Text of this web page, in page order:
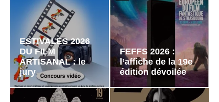
ESTIVALES 2026
DU FILM
ARTISANAL : le
jury
FEFFS 2026 :
l’affiche de la 19e
édition dévoilée